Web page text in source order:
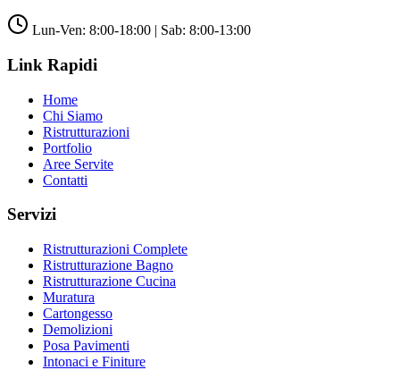
Lun-Ven: 8:00-18:00 | Sab: 8:00-13:00
Link Rapidi
Home
Chi Siamo
Ristrutturazioni
Portfolio
Aree Servite
Contatti
Servizi
Ristrutturazioni Complete
Ristrutturazione Bagno
Ristrutturazione Cucina
Muratura
Cartongesso
Demolizioni
Posa Pavimenti
Intonaci e Finiture